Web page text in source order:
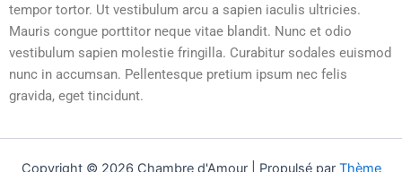
tempor tortor. Ut vestibulum arcu a sapien iaculis ultricies.
Mauris congue porttitor neque vitae blandit. Nunc et odio
vestibulum sapien molestie fringilla. Curabitur sodales euismod
nunc in accumsan. Pellentesque pretium ipsum nec felis
gravida, eget tincidunt.
Copyright © 2026 Chambre d'Amour | Propulsé par Thème